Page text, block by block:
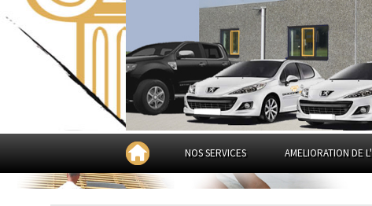
NOS SERVICES AMELIORATION DE